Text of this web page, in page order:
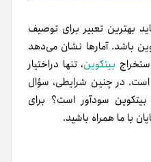
بهترین تعبیر برای توصیف
باشد. آمارها نشان می‌دهد
بیتکوین، تنها در‌اختیار
در چنین شرایطی، سؤال
سودآور است؟ برای
با ما همراه باشید.